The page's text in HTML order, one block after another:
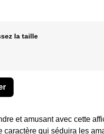
la taille
et amusant avec cette
caractère qui séduira les